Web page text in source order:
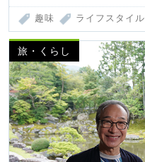
趣味 ライフスタイル
旅・くらし